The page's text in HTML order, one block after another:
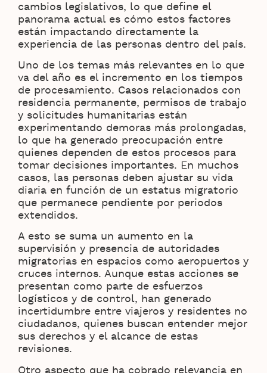
cambios legislativos, lo que define el
panorama actual es cómo estos factores
están impactando directamente la
experiencia de las personas dentro del país.
Uno de los temas más relevantes en lo que
va del año es el incremento en los tiempos
de procesamiento. Casos relacionados con
residencia permanente, permisos de trabajo
y solicitudes humanitarias están
experimentando demoras más prolongadas,
lo que ha generado preocupación entre
quienes dependen de estos procesos para
tomar decisiones importantes. En muchos
casos, las personas deben ajustar su vida
diaria en función de un estatus migratorio
que permanece pendiente por periodos
extendidos.
A esto se suma un aumento en la
supervisión y presencia de autoridades
migratorias en espacios como aeropuertos y
cruces internos. Aunque estas acciones se
presentan como parte de esfuerzos
logísticos y de control, han generado
incertidumbre entre viajeros y residentes no
ciudadanos, quienes buscan entender mejor
sus derechos y el alcance de estas
revisiones.
Otro aspecto que ha cobrado relevancia en